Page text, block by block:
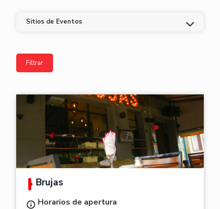
Sitios de Eventos
Brujas
Horarios de apertura